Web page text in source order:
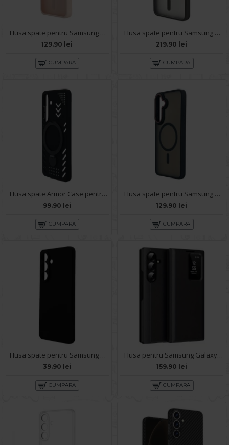
Husa spate pentru Samsung Galaxy S25 Matte Case Magsafe - Semitransparent/Roz
129.90 lei
CUMPARA
Husa spate pentru Samsung Galaxy S25 Berlia Matte Magsafe - Semitransparent/Gri
219.90 lei
CUMPARA
Husa spate Armor Case pentru Samsung Galaxy S25 - Negru
99.90 lei
CUMPARA
Husa spate pentru Samsung Galaxy S25 Matte Case Magsafe - Semitransparent/Negru
129.90 lei
CUMPARA
Husa spate pentru Samsung Galaxy S25 - Dare Case
39.90 lei
CUMPARA
Husa pentru Samsung Galaxy S25 Smart S-View - Negru
159.90 lei
CUMPARA